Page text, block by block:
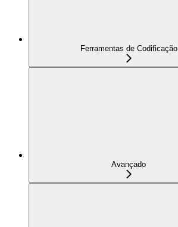
Ferramentas de Codificação
Avançado